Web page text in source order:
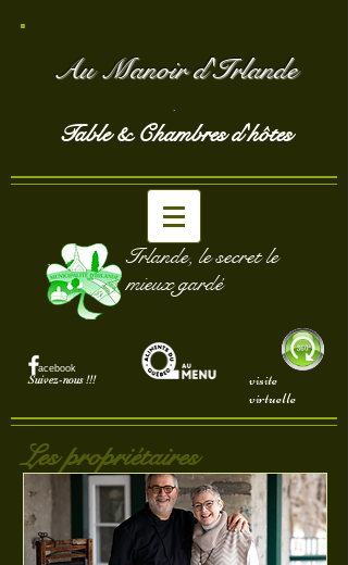
Au Manoir d'Irlande
,
Table & Chambres d'hôtes
Irlande, le secret le
mieux gardé
acebook
Suivez-nous !!!
visite
virtuelle
Les propriétaires